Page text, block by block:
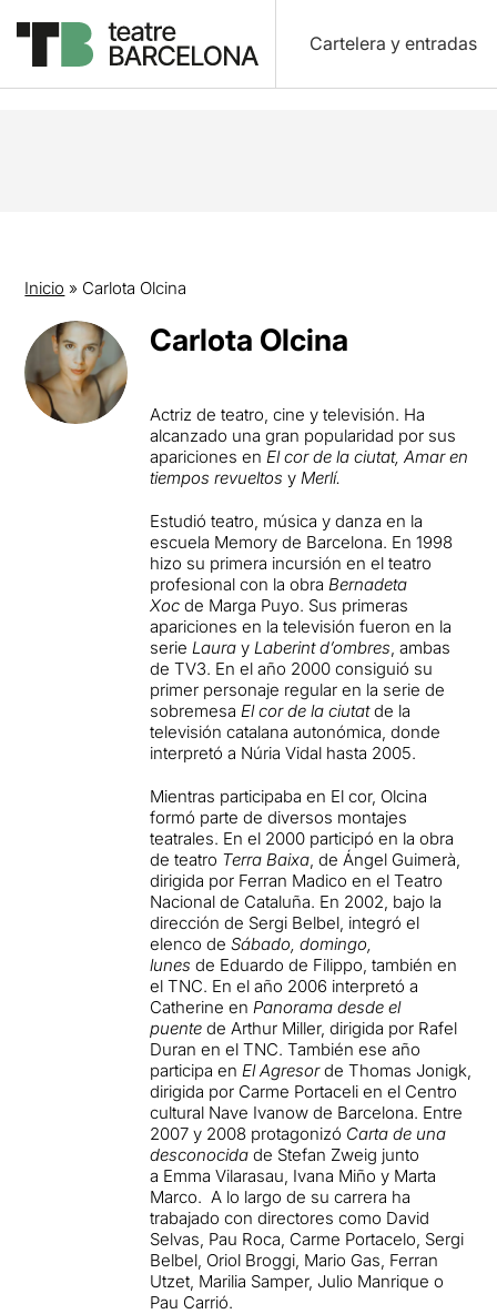
Cartelera y entradas
Inicio » Carlota Olcina
Carlota Olcina
Actriz de teatro, cine y televisión. Ha
alcanzado una gran popularidad por sus
apariciones enEl cor de la ciutat, Amar en
tiempos revueltos yMerlí.
Estudió teatro, música y danza en la
escuela Memory de Barcelona. En 1998
hizo su primera incursión en el teatro
profesional con la obraBernadeta
Xoc de Marga Puyo. Sus primeras
apariciones en la televisión fueron en la
serieLaura yLaberint d’ombres, ambas
deTV3. En el año 2000 consiguió su
primer personaje regular en la serie de
sobremesaEl cor de la ciutatde la
televisión catalana autonómica, donde
interpretó a Núria Vidal hasta 2005.​
Mientras participaba en El cor, Olcina
formó parte de diversos montajes
teatrales. En el 2000 participó en la obra
de teatro Terra Baixa, de Ángel Guimerà,
dirigida por Ferran Madico en el Teatro
Nacional de Cataluña.​ En 2002, bajo la
dirección de Sergi Belbel, integró el
elenco deSábado, domingo,
lunes de Eduardo de Filippo, también en
el TNC. En el año 2006 interpretó a
Catherine enPanorama desde el
puente de Arthur Miller, dirigida por Rafel
Duran en el TNC.También ese año
participa enEl Agresorde Thomas Jonigk,
dirigida por Carme Portaceli en el Centro
cultural Nave Ivanow de Barcelona.​ Entre
2007 y 2008 protagonizó Carta de una
desconocida de Stefan Zweig junto
a Emma Vilarasau, Ivana Miño y Marta
Marco. A lo largo de su carrera ha
trabajado con directores como David
Selvas, Pau Roca, Carme Portacelo, Sergi
Belbel, Oriol Broggi, Mario Gas, Ferran
Utzet, Marilia Samper, Julio Manrique o
Pau Carrió.​